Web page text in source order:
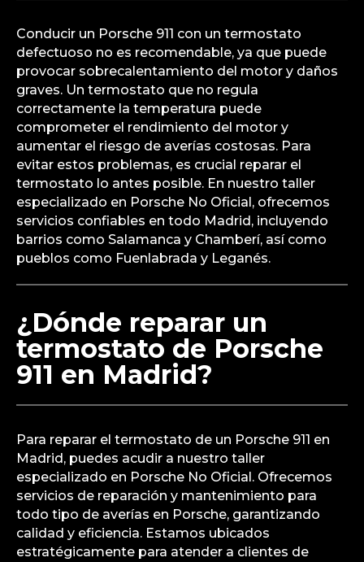
Conducir un Porsche 911 con un termostato
defectuoso no es recomendable, ya que puede
provocar sobrecalentamiento del motor y daños
graves. Un termostato que no regula
correctamente la temperatura puede
comprometer el rendimiento del motor y
aumentar el riesgo de averías costosas. Para
evitar estos problemas, es crucial reparar el
termostato lo antes posible. En nuestro taller
especializado en Porsche No Oficial, ofrecemos
servicios confiables en todo Madrid, incluyendo
barrios como Salamanca y Chamberí, así como
pueblos como Fuenlabrada y Leganés.
¿Dónde reparar un
termostato de Porsche
911 en Madrid?
Para reparar el termostato de un Porsche 911 en
Madrid, puedes acudir a nuestro taller
especializado en Porsche No Oficial. Ofrecemos
servicios de reparación y mantenimiento para
todo tipo de averías en Porsche, garantizando
calidad y eficiencia. Estamos ubicados
estratégicamente para atender a clientes de